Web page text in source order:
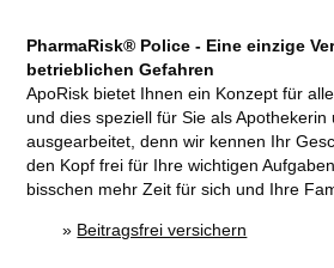
PharmaRisk® Police - Eine einzige
betrieblichen Gefahren
ApoRisk bietet Ihnen ein Konzept für
und dies speziell für Sie als Apothekerin
ausgearbeitet, denn wir kennen Ihr
den Kopf frei für Ihre wichtigen
bisschen mehr Zeit für sich und Ihre
» Beitragsfrei versichern